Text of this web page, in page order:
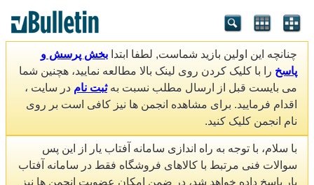
چنانچه این اولین بازید شماست, لطفا ابتدا بخش پرسش و
پاسخ را با کلیک کردن روی لینک بالا مطالعه نمایید، هچنین شما
می بایست قبل از ارسال مطلب نسبت بهثبت نام در سایت ،
اقدام فرمایید. برای مشاهده انجمن ها نیز کافی است بر روی
نام انجمن کلیک کنید.
با سلام، با توجه به راه اندازی سامانه آفتاب یار از این پس
سوالات فنی مرتبط با کالاهای فروشگاه فقط در سامانه آفتاب
یار پاسخ داده خواهد شد، در ضمن امکان عضویت انجمن ها نیز